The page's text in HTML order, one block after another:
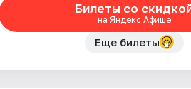
Билеты со
на Яндекс Афише
Еще билеты